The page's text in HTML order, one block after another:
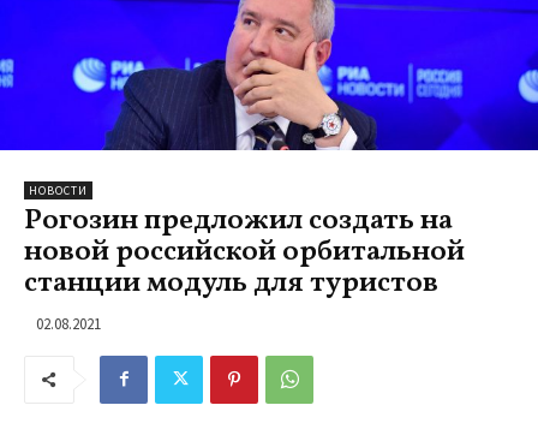
НОВОСТИ
Рогозин предложил создать на
новой российской орбитальной
станции модуль для туристов
02.08.2021